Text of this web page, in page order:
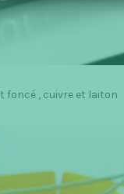
foncé , cuivre et laiton